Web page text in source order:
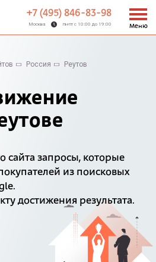
+7 (495) 846-83-98
Москва пн-пт с 10:00 до 19:00 Меню
Россия Реутов
сайта запросы, которые
из поисковых
достижения результата.